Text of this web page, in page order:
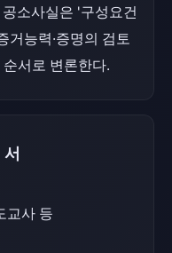
소사실은 '구성요건
능력·증명의 검토
서로 변론한다.
교사 등